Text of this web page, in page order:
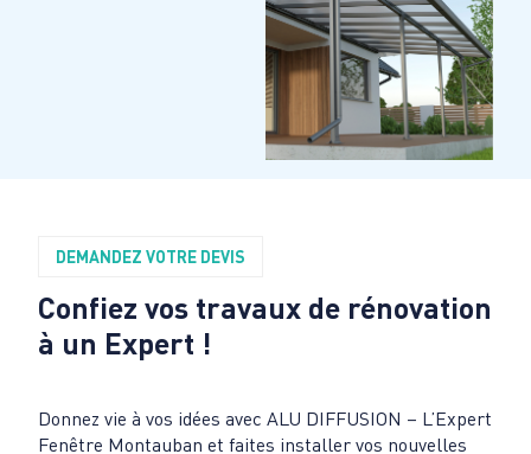
DEMANDEZ VOTRE DEVIS
Confiez vos travaux de rénovation
à un Expert !
Donnez vie à vos idées avec ALU DIFFUSION – L’Expert
Fenêtre Montauban et faites installer vos nouvelles